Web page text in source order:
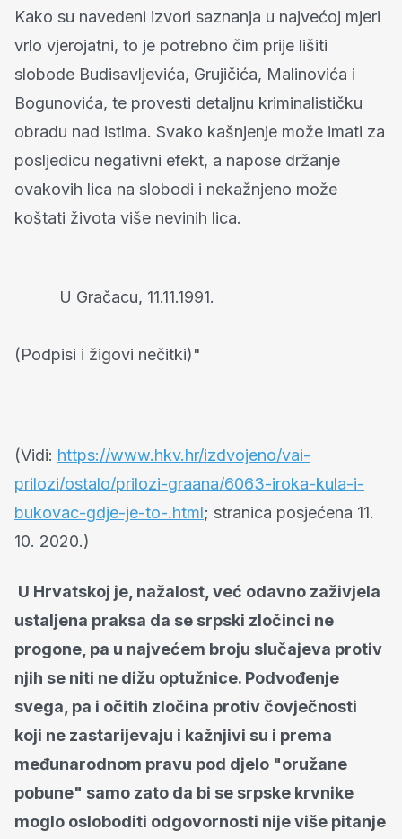
Kako su navedeni izvori saznanja u najvećoj mjeri
vrlo vjerojatni, to je potrebno čim prije lišiti
slobode Budisavljevića, Grujičića, Malinovića i
Bogunovića, te provesti detaljnu kriminalističku
obradu nad istima. Svako kašnjenje može imati za
posljedicu negativni efekt, a napose držanje
ovakovih lica na slobodi i nekažnjeno može
koštati života više nevinih lica.
U Gračacu, 11.11.1991.
(Podpisi i žigovi nečitki)"
(Vidi: https://www.hkv.hr/izdvojeno/vai-
prilozi/ostalo/prilozi-graana/6063-iroka-kula-i-
bukovac-gdje-je-to-.html; stranica posjećena 11.
10. 2020.)
U Hrvatskoj je, nažalost, već odavno zaživjela
ustaljena praksa da se srpski zločinci ne
progone, pa u najvećem broju slučajeva protiv
njih se niti ne dižu optužnice. Podvođenje
svega, pa i očitih zločina protiv čovječnosti
koji ne zastarijevaju i kažnjivi su i prema
međunarodnom pravu pod djelo "oružane
pobune" samo zato da bi se srpske krvnike
moglo osloboditi odgovornosti nije više pitanje